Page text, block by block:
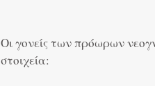
Οι γονείς των πρόωρων
στοιχεία: